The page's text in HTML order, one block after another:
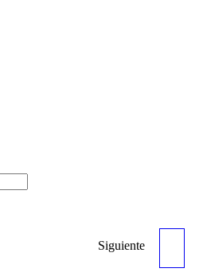
CONTACTOR SW80-398
Siguiente